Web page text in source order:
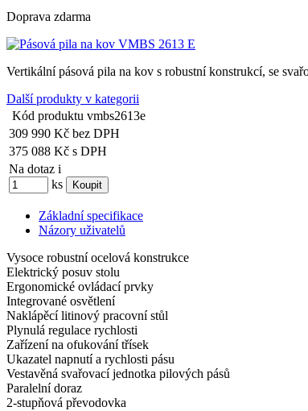
Doprava zdarma
Vertikální pásová pila na kov s robustní konstrukcí, se
Další produkty v kategorii
Kód produktu vmbs2613e
309 990 Kč bez DPH
375 088 Kč s DPH
Na dotaz i
ks
Základní specifikace
Názory uživatelů
Vysoce robustní ocelová konstrukce
Elektrický posuv stolu
Ergonomické ovládací prvky
Integrované osvětlení
Naklápěcí litinový pracovní stůl
Plynulá regulace rychlosti
Zařízení na ofukování třísek
Ukazatel napnutí a rychlosti pásu
Vestavěná svařovací jednotka pilových pásů
Paralelní doraz
2-stupňová převodovka